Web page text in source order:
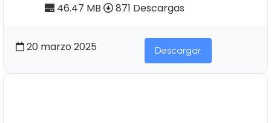
46.47 MB 871 Descargas
20 marzo 2025 Descargar